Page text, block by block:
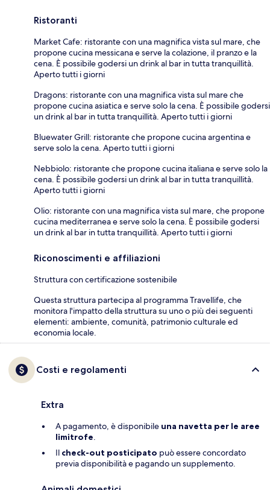
Ristoranti
Market Cafe: ristorante con una magnifica vista sul mare, che
propone cucina messicana e serve la colazione, il pranzo e la
cena. È possibile godersi un drink al bar in tutta tranquillità.
Aperto tutti i giorni
Dragons: ristorante con una magnifica vista sul mare che
propone cucina asiatica e serve solo la cena. È possibile godersi
un drink al bar in tutta tranquillità. Aperto tutti i giorni
Bluewater Grill: ristorante che propone cucina argentina e
serve solo la cena. Aperto tutti i giorni
Nebbiolo: ristorante che propone cucina italiana e serve solo la
cena. È possibile godersi un drink al bar in tutta tranquillità.
Aperto tutti i giorni
Olio: ristorante con una magnifica vista sul mare, che propone
cucina mediterranea e serve solo la cena. È possibile godersi
un drink al bar in tutta tranquillità. Aperto tutti i giorni
Riconoscimenti e affiliazioni
Struttura con certificazione sostenibile
Questa struttura partecipa al programma Travellife, che
monitora l'impatto della struttura su uno o più dei seguenti
elementi: ambiente, comunità, patrimonio culturale ed
economia locale.
Costi e regolamenti
Extra
A pagamento, è disponibile una navetta per le aree
limitrofe.
Il check-out posticipato può essere concordato
previa disponibilità e pagando un supplemento.